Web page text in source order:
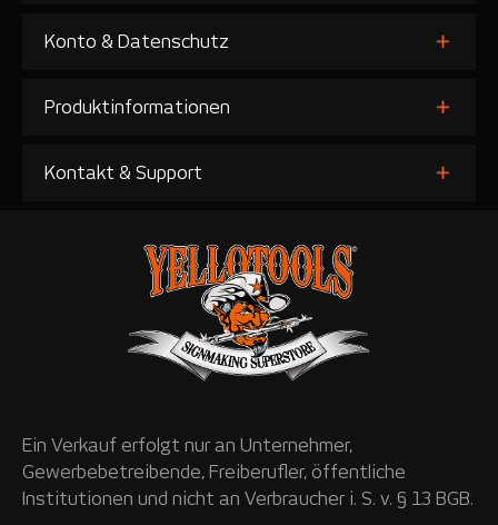
Konto & Datenschutz
Produktinformationen
Kontakt & Support
Ein Verkauf erfolgt nur an Unternehmer,
Gewerbebetreibende, Freiberufler, öffentliche
Institutionen und nicht an Verbraucher i. S. v. § 13 BGB.